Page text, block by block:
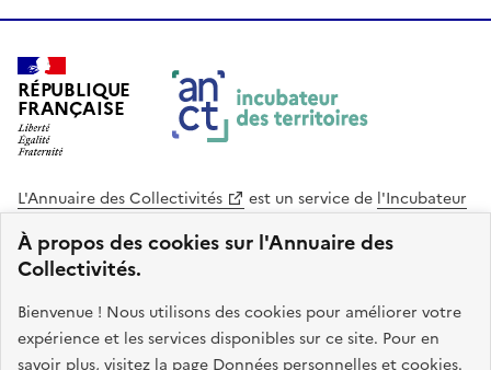
À propos des cookies sur l'Annuaire des
Collectivités.
Bienvenue ! Nous utilisons des cookies pour améliorer votre
expérience et les services disponibles sur ce site. Pour en
savoir plus, visitez la page Données personnelles et cookies.
RÉPUBLIQUE
FRANÇAISE
L'Annuaire des Collectivités est un service de l'Incubateur
des Territoires
Cohésion des Territoires
. Le code source de ce site web
est disponible en licence libre. Le design de ce site est conçu
avec le système de design de l’État.
legifrance.gouv.fr info.gouv.fr